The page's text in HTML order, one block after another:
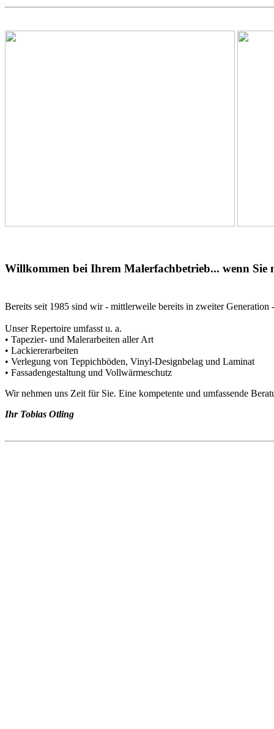
Willkommen bei Ihrem Malerfachbetrieb... wenn Sie
Bereits seit 1985 sind wir - mittlerweile bereits in zweiter
Unser Repertoire umfasst u. a.
• Tapezier- und Malerarbeiten aller Art
• Lackiererarbeiten
• Verlegung von Teppichböden, Vinyl-Designbelag und Laminat
• Fassadengestaltung und Vollwärmeschutz
Wir nehmen uns Zeit für Sie. Eine kompetente und umfassende
Ihr Tobias Otling